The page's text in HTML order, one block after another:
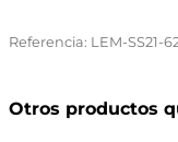
Referencia: LEM-SS21-
Otros productos